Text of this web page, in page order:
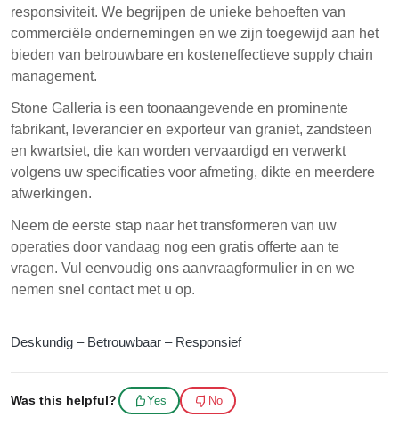
responsiviteit. We begrijpen de unieke behoeften van
commerciële ondernemingen en we zijn toegewijd aan het
bieden van betrouwbare en kosteneffectieve supply chain
management.
Stone Galleria is een toonaangevende en prominente
fabrikant, leverancier en exporteur van graniet, zandsteen
en kwartsiet, die kan worden vervaardigd en verwerkt
volgens uw specificaties voor afmeting, dikte en meerdere
afwerkingen.
Neem de eerste stap naar het transformeren van uw
operaties door vandaag nog een gratis offerte aan te
vragen. Vul eenvoudig ons aanvraagformulier in en we
nemen snel contact met u op.
Deskundig – Betrouwbaar – Responsief
Was this helpful? Yes No